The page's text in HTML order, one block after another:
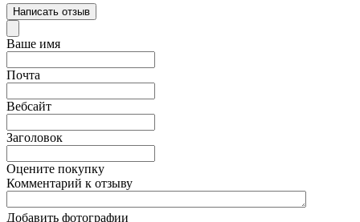
Написать отзыв
Ваше имя
Почта
Вебсайт
Заголовок
Оцените покупку
Комментарий к отзыву
Добавить фотографии